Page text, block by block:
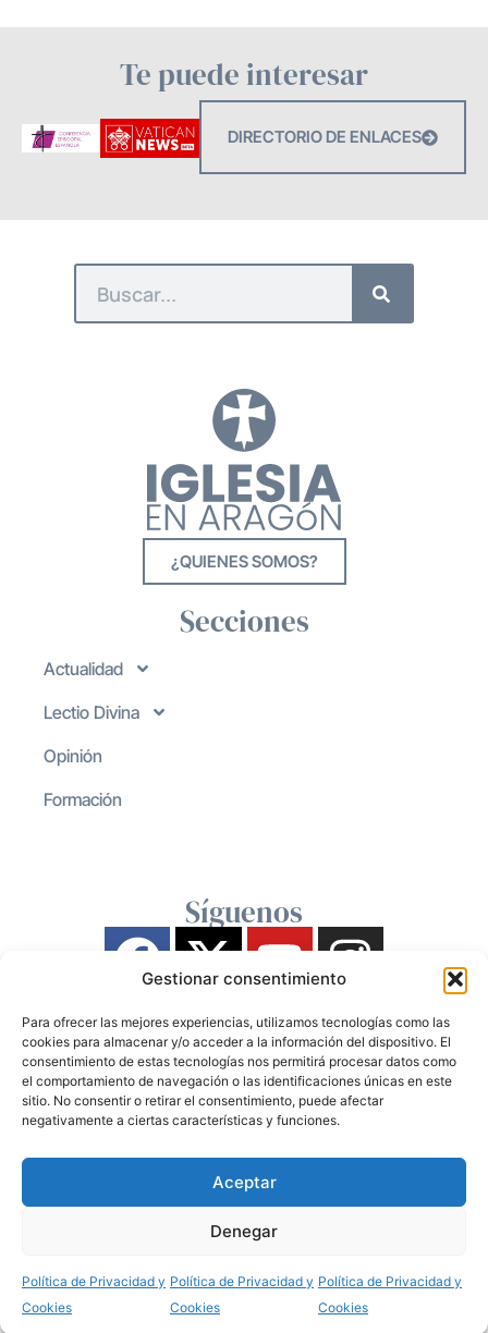
Gestionar consentimiento
Para ofrecer las mejores experiencias, utilizamos tecnologías como las
cookies para almacenar y/o acceder a la información del dispositivo. El
consentimiento de estas tecnologías nos permitirá procesar datos como
el comportamiento de navegación o las identificaciones únicas en este
sitio. No consentir o retirar el consentimiento, puede afectar
negativamente a ciertas características y funciones.
Aceptar
Denegar
Política de Privacidad y
Cookies
Política de Privacidad y
Cookies
Política de Privacidad y
Cookies
Te puede interesar
DIRECTORIO DE ENLACES
¿QUIENES SOMOS?
Secciones
Actualidad
Lectio Divina
Opinión
Formación
Síguenos